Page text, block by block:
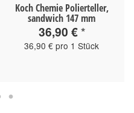
Koch Chemie Polierteller,
sandwich 147 mm
36,90 €*
36,90 € pro 1 Stück